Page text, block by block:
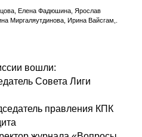
Елена Фадюшина, Ярослав
Миргаляутдинова, Ирина Вайсгам,.
вошли:
Совета Лиги
правления КПК